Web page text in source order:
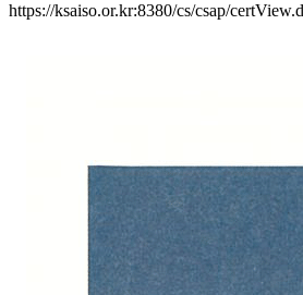
https://ksaiso.or.kr:8380/cs/csap/